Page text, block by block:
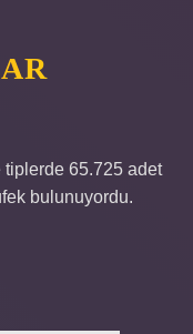
65.725 adet
bulunuyordu.